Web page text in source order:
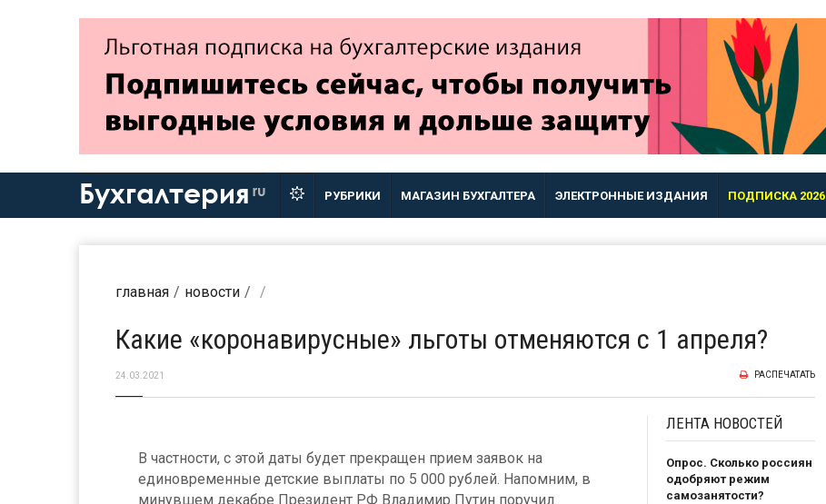
Бухгалтерия ru РУБРИКИ МАГАЗИН БУХГАЛТЕРА ЭЛЕКТРОННЫЕ ИЗДАНИЯ ПОДПИСКА 2026
главная новости
Какие «коронавирусные» льготы отменяются с 1 апреля?
24.03.2021 РАСПЕЧАТАТЬ
В частности, с этой даты будет прекращен прием заявок на
единовременные детские выплаты по 5 000 рублей. Напомним, в
минувшем декабре Президент РФ Владимир Путин поручил
ЛЕНТА НОВОСТЕЙ
Опрос. Сколько россиян
одобряют режим
самозанятости?